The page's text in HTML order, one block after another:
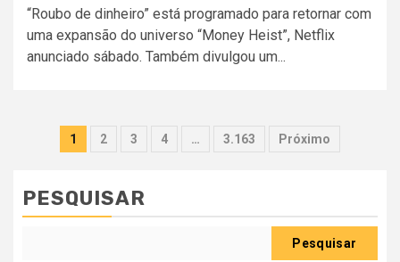
“Roubo de dinheiro” está programado para retornar com
uma expansão do universo “Money Heist”, Netflix
anunciado sábado. Também divulgou um...
Paginação
conteúdos
1 2 3 4 … 3.163 Próximo
PESQUISAR
Pesquisar